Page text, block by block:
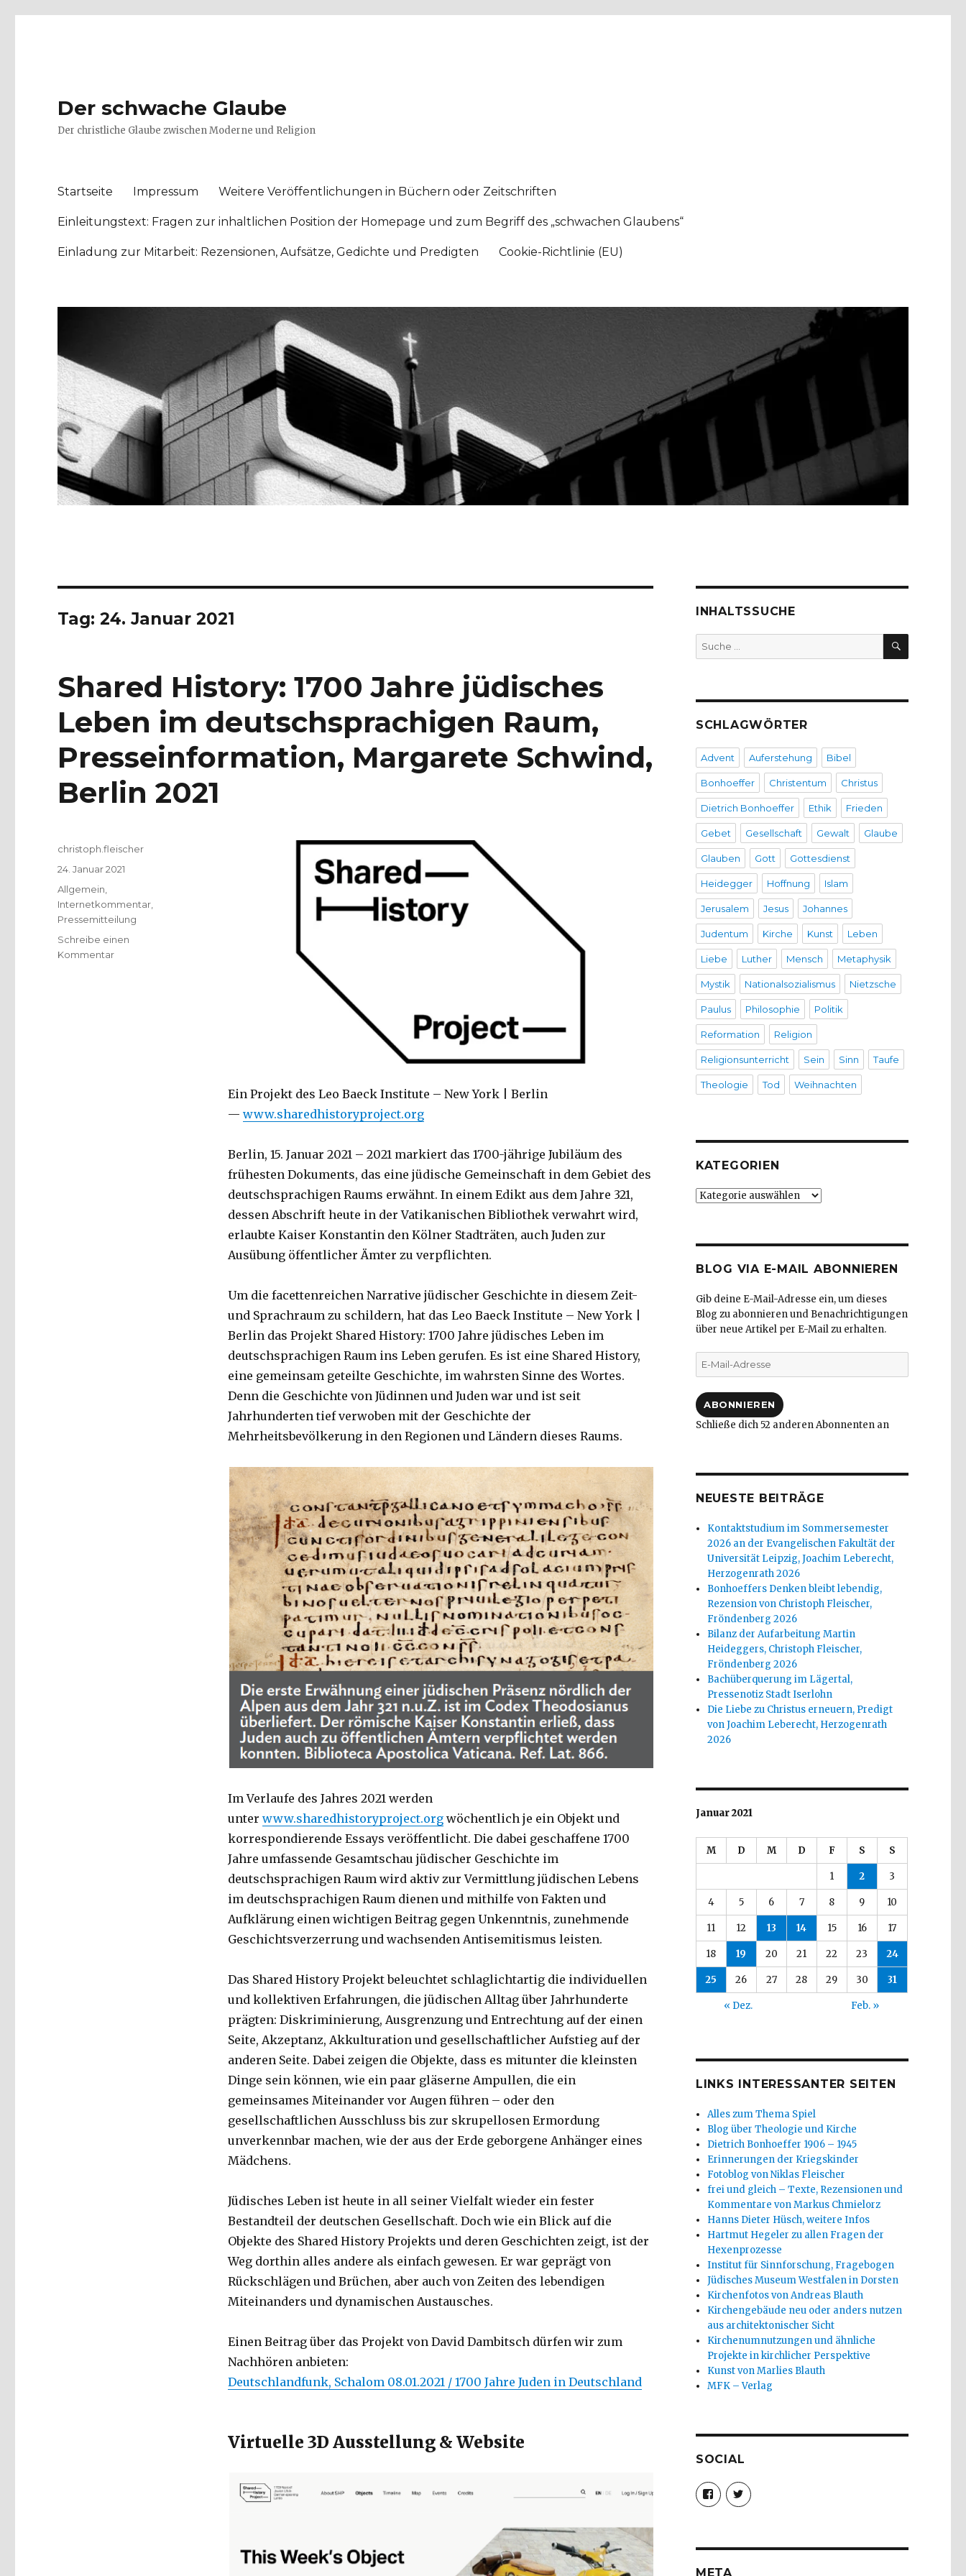
Der schwache Glaube
Der christliche Glaube zwischen Moderne und Religion
Startseite Impressum Weitere Veröffentlichungen in Büchern oder Zeitschriften
Einleitungstext: Fragen zur inhaltlichen Position der Homepage und zum Begriff des „schwachen Glaubens“
Einladung zur Mitarbeit: Rezensionen, Aufsätze, Gedichte und Predigten Cookie-Richtlinie (EU)
Tag:24. Januar 2021
Shared History: 1700 Jahre jüdisches
Leben im deutschsprachigen Raum,
Presseinformation, Margarete Schwind,
Berlin 2021
Ein Projekt des Leo Baeck Institute – New York | Berlin
— www.sharedhistoryproject.org
Berlin, 15. Januar 2021 – 2021 markiert das 1700-jährige Jubiläum des
frühesten Dokuments, das eine jüdische Gemeinschaft in dem Gebiet des
deutschsprachigen Raums erwähnt. In einem Edikt aus dem Jahre 321,
dessen Abschrift heute in der Vatikanischen Bibliothek verwahrt wird,
erlaubte Kaiser Konstantin den Kölner Stadträten, auch Juden zur
Ausübung öffentlicher Ämter zu verpflichten.
Um die facettenreichen Narrative jüdischer Geschichte in diesem Zeit-
und Sprachraum zu schildern, hat das Leo Baeck Institute – New York |
Berlin das Projekt Shared History: 1700 Jahre jüdisches Leben im
deutschsprachigen Raum ins Leben gerufen. Es ist eine Shared History,
eine gemeinsam geteilte Geschichte, im wahrsten Sinne des Wortes.
Denn die Geschichte von Jüdinnen und Juden war und ist seit
Jahrhunderten tief verwoben mit der Geschichte der
Mehrheitsbevölkerung in den Regionen und Ländern dieses Raums.
Im Verlaufe des Jahres 2021 werden
unter www.sharedhistoryproject.orgwöchentlich je ein Objekt und
korrespondierende Essays veröffentlicht. Die dabei geschaffene 1700
Jahre umfassende Gesamtschau jüdischer Geschichte im
deutschsprachigen Raum wird aktiv zur Vermittlung jüdischen Lebens
im deutschsprachigen Raum dienen und mithilfe von Fakten und
Aufklärung einen wichtigen Beitrag gegen Unkenntnis, zunehmende
Geschichtsverzerrung und wachsenden Antisemitismus leisten.
Das Shared History Projekt beleuchtet schlaglichtartig die individuellen
und kollektiven Erfahrungen, die jüdischen Alltag über Jahrhunderte
prägten: Diskriminierung, Ausgrenzung und Entrechtung auf der einen
Seite, Akzeptanz, Akkulturation und gesellschaftlicher Aufstieg auf der
anderen Seite. Dabei zeigen die Objekte, dass es mitunter die kleinsten
Dinge sein können, wie ein paar gläserne Ampullen, die ein
gemeinsames Miteinander vor Augen führen – oder den
gesellschaftlichen Ausschluss bis zur skrupellosen Ermordung
unverkennbar machen, wie der aus der Erde geborgene Anhänger eines
Mädchens.
Jüdisches Leben ist heute in all seiner Vielfalt wieder ein fester
Bestandteil der deutschen Gesellschaft. Doch wie ein Blick auf die
Objekte des Shared History Projekts und deren Geschichten zeigt, ist der
Weg dorthin alles andere als einfach gewesen. Er war geprägt von
Rückschlägen und Brüchen, aber auch von Zeiten des lebendigen
Miteinanders und dynamischen Austausches.
Einen Beitrag über das Projekt von David Dambitsch dürfen wir zum
Nachhören anbieten:
Deutschlandfunk, Schalom 08.01.2021 / 1700 Jahre Juden in Deutschland
Virtuelle 3D Ausstellung & Website
Autor
christoph.fleischer
Veröffentlicht
am
24. Januar 2021
Kategorien
Allgemein
Internetkommentar
Pressemitteilung
Schreibe einen
Kommentarzu
INHALTSSUCHE
Suche
nach:
SUCHEN
SCHLAGWÖRTER
Advent Auferstehung Bibel
Bonhoeffer Christentum Christus
Dietrich Bonhoeffer Ethik Frieden
Gebet Gesellschaft Gewalt Glaube
Glauben Gott Gottesdienst
Heidegger Hoffnung Islam
Jerusalem Jesus Johannes
Judentum Kirche Kunst Leben
Liebe Luther Mensch Metaphysik
Mystik Nationalsozialismus Nietzsche
Paulus Philosophie Politik
Reformation Religion
Religionsunterricht Sein Sinn Taufe
Theologie Tod Weihnachten
KATEGORIEN
Kategorien
BLOG VIA E-MAIL ABONNIEREN
Gib deine E-Mail-Adresse ein, um dieses
Blog zu abonnieren und Benachrichtigungen
über neue Artikel per E-Mail zu erhalten.
E-
Mail-
ABONNIEREN
Schließe dich 52 anderen Abonnenten an
NEUESTE BEITRÄGE
Kontaktstudium im Sommersemester
2026 an der Evangelischen Fakultät der
Universität Leipzig, Joachim Leberecht,
Herzogenrath 2026
Bonhoeffers Denken bleibt lebendig,
Rezension von Christoph Fleischer,
Fröndenberg 2026
Bilanz der Aufarbeitung Martin
Heideggers, Christoph Fleischer,
Fröndenberg 2026
Bachüberquerung im Lägertal,
Pressenotiz Stadt Iserlohn
Die Liebe zu Christus erneuern, Predigt
von Joachim Leberecht, Herzogenrath
2026
Januar 2021
M D M D F S S
1 2 3
4 5 6 7 8 9 10
11 12 13 14 15 16 17
18 19 20 21 22 23 24
25 26 27 28 29 30 31
« Dez. Feb. »
LINKS INTERESSANTER SEITEN
Alles zum Thema Spiel
Blog über Theologie und Kirche
Dietrich Bonhoeffer 1906 – 1945
Erinnerungen der Kriegskinder
Fotoblog von Niklas Fleischer
frei und gleich – Texte, Rezensionen und
Kommentare von Markus Chmielorz
Hanns Dieter Hüsch, weitere Infos
Hartmut Hegeler zu allen Fragen der
Hexenprozesse
Institut für Sinnforschung, Fragebogen
Jüdisches Museum Westfalen in Dorsten
Kirchenfotos von Andreas Blauth
Kirchengebäude neu oder anders nutzen
aus architektonischer Sicht
Kirchenumnutzungen und ähnliche
Projekte in kirchlicher Perspektive
Kunst von Marlies Blauth
MFK – Verlag
SOCIAL
Profil
von
christoph.fleischer1
anzeigen
Profil
von
anzeigen
META